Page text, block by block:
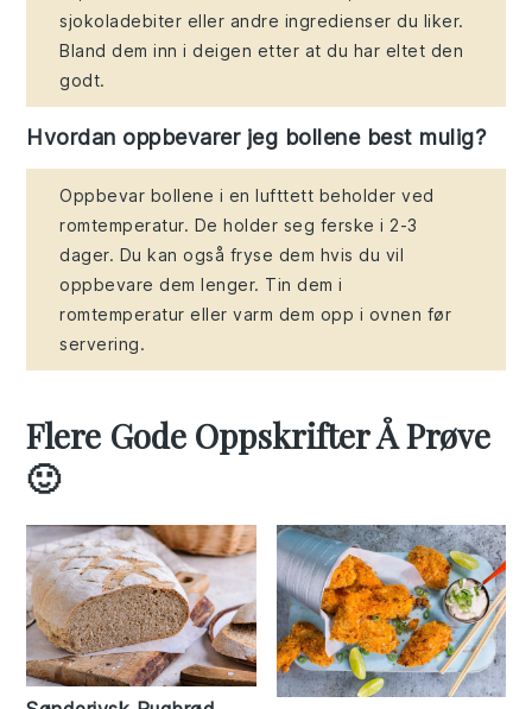
sjokoladebiter eller andre ingredienser du liker.
Bland dem inn i deigen etter at du har eltet den
godt.
Hvordan oppbevarer jeg bollene best mulig?
Oppbevar bollene i en lufttett beholder ved
romtemperatur. De holder seg ferske i 2-3
dager. Du kan også fryse dem hvis du vil
oppbevare dem lenger. Tin dem i
romtemperatur eller varm dem opp i ovnen før
servering.
Flere Gode Oppskrifter Å Prøve
🙂